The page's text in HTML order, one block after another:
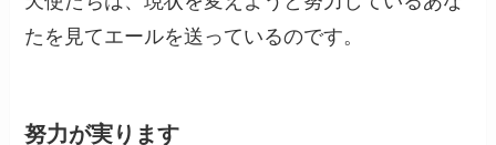
たを見てエールを送っているのです。
努力が実ります